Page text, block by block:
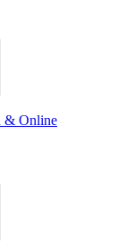
& Online